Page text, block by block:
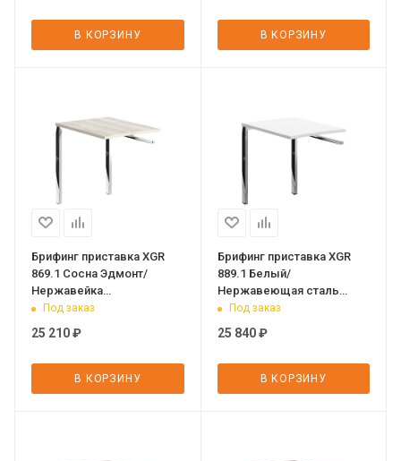
В КОРЗИНУ В КОРЗИНУ
Брифинг приставка XGR
869.1 Сосна Эдмонт/
Нержавейка
полированная 800х600х750
Под заказ
25 210₽
В КОРЗИНУ
Брифинг приставка XGR
889.1 Белый/
Нержавеющая сталь
800х600х750 XTEN GLOSS
Под заказ
25 840₽
В КОРЗИНУ